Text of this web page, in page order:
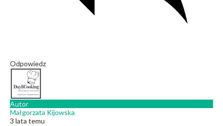
Odpowiedz
Autor
Małgorzata Kijowska
3 lata temu